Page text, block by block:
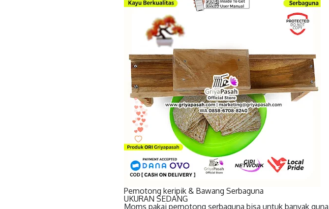
Pemotong keripik & Bawang Serbaguna
UKURAN SEDANG
Moms pakai pemotong serbaguna bisa untuk banyak